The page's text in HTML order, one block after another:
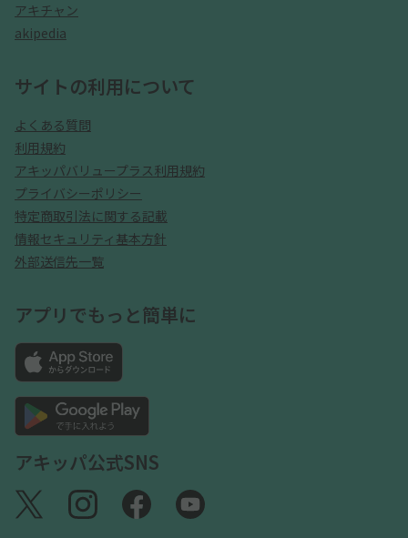
アキチャン
akipedia
サイトの利用について
よくある質問
利用規約
アキッパバリュープラス利用規約
プライバシーポリシー
特定商取引法に関する記載
情報セキュリティ基本方針
外部送信先一覧
アプリでもっと簡単に
アキッパ公式SNS